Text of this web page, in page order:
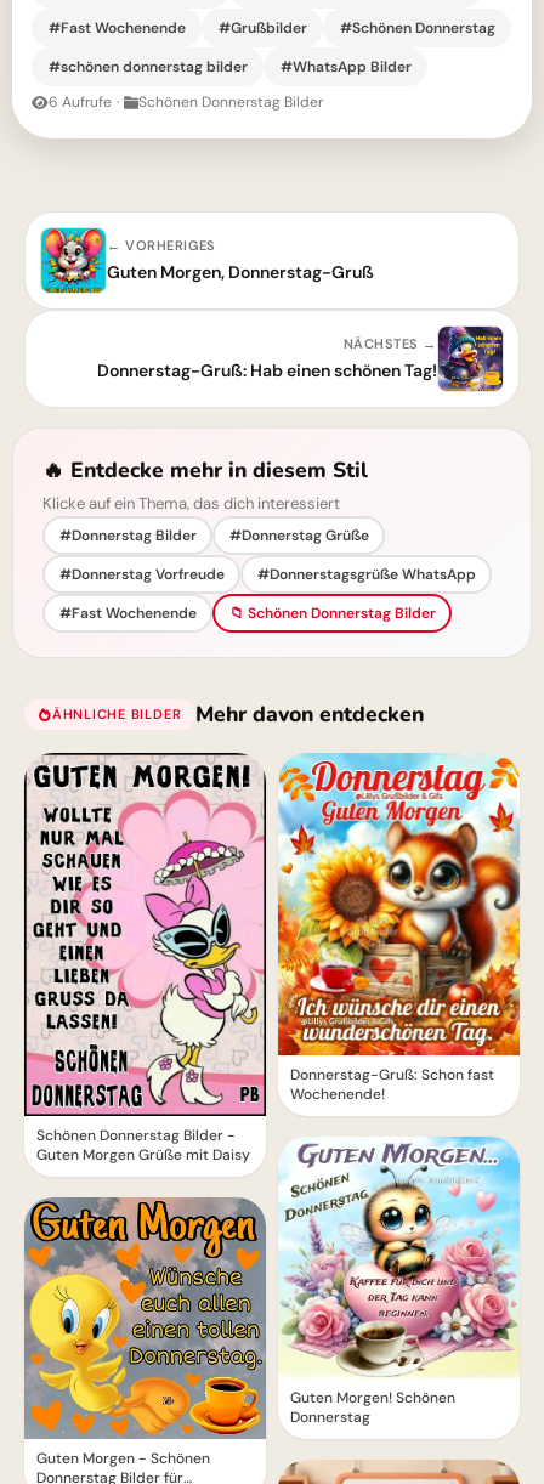
#Fast Wochenende
#Grußbilder
#Schönen Donnerstag
#schönen donnerstag bilder
#WhatsApp Bilder
6 Aufrufe · Schönen Donnerstag Bilder
← VORHERIGES
Guten Morgen, Donnerstag-Gruß
NÄCHSTES →
Donnerstag-Gruß: Hab einen schönen Tag!
🔥 Entdecke mehr in diesem Stil
Klicke auf ein Thema, das dich interessiert
#Donnerstag Bilder
#Donnerstag Grüße
#Donnerstag Vorfreude
#Donnerstagsgrüße WhatsApp
#Fast Wochenende
📁 Schönen Donnerstag Bilder
ÄHNLICHE BILDER Mehr davon entdecken
Schönen Donnerstag Bilder -
Guten Morgen Grüße mit Daisy
Guten Morgen - Schönen
Donnerstag Bilder für
Donnerstag-Gruß: Schon fast
Wochenende!
Guten Morgen! Schönen
Donnerstag